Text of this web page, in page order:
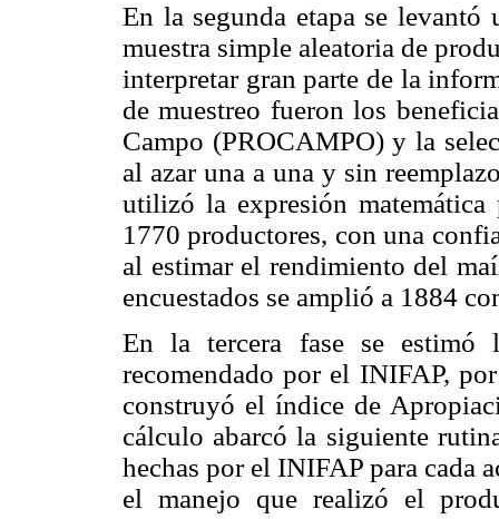
En la segunda etapa se levantó
muestra simple aleatoria de
interpretar gran parte de la
de muestreo fueron los
Campo (PROCAMPO) y la
al azar una a una y sin
utilizó la expresión matemática
1770 productores, con una
al estimar el rendimiento del
encuestados se amplió a 1884
En la tercera fase se estimó
recomendado por el INIFAP,
construyó el índice de
cálculo abarcó la siguiente
hechas por el INIFAP para cada
el manejo que realizó el